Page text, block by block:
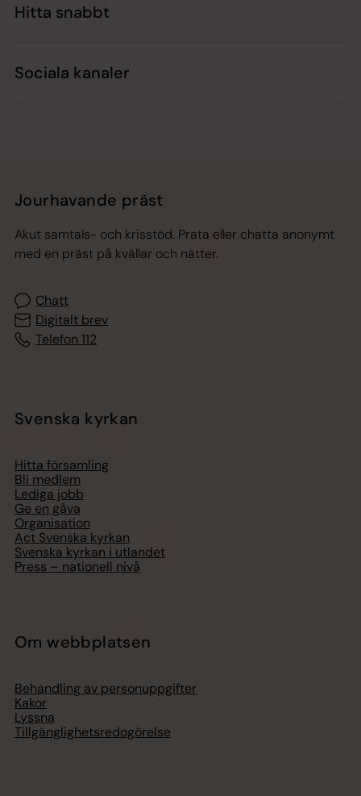
Hitta snabbt
Sociala kanaler
Jourhavande präst
Akut samtals- och krisstöd. Prata eller chatta anonymt
med en präst på kvällar och nätter.
Chatt
Digitalt brev
Telefon 112
Svenska kyrkan
Hitta församling
Bli medlem
Lediga jobb
Ge en gåva
Organisation
Act Svenska kyrkan
Svenska kyrkan i utlandet
Press – nationell nivå
Om webbplatsen
Behandling av personuppgifter
Kakor
Lyssna
Tillgänglighetsredogörelse